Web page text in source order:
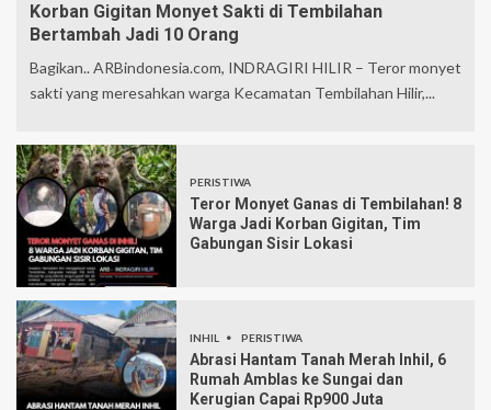
Korban Gigitan Monyet Sakti di Tembilahan
Bertambah Jadi 10 Orang
Bagikan.. ARBindonesia.com, INDRAGIRI HILIR – Teror monyet
sakti yang meresahkan warga Kecamatan Tembilahan Hilir,...
PERISTIWA
Teror Monyet Ganas di Tembilahan! 8
Warga Jadi Korban Gigitan, Tim
Gabungan Sisir Lokasi
INHIL PERISTIWA
Abrasi Hantam Tanah Merah Inhil, 6
Rumah Amblas ke Sungai dan
Kerugian Capai Rp900 Juta